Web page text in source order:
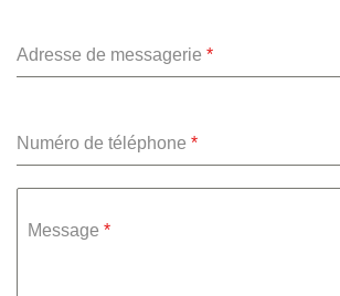
Adresse de messagerie *
Numéro de téléphone *
Message *